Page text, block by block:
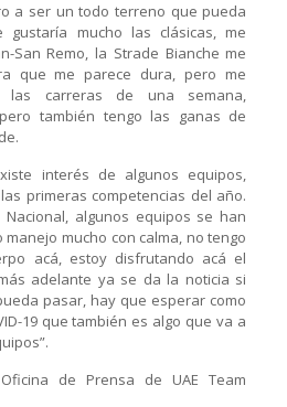
a ser un todo terreno que pueda
mucho las clásicas, me
San Remo, la Strade Bianche me
que me parece dura, pero me
las carreras de una semana,
también tengo las ganas de
interés de algunos equipos,
primeras competencias del año.
Nacional, algunos equipos se han
mucho con calma, no tengo
acá, estoy disfrutando acá el
adelante ya se da la noticia si
pasar, hay que esperar como
19 que también es algo que va a
de Prensa de UAE Team